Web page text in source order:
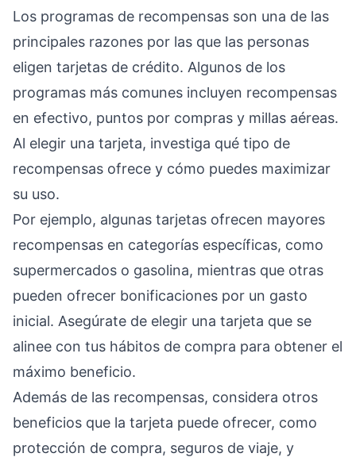
Los programas de recompensas son una de las
principales razones por las que las personas
eligen tarjetas de crédito. Algunos de los
programas más comunes incluyen recompensas
en efectivo, puntos por compras y millas aéreas.
Al elegir una tarjeta, investiga qué tipo de
recompensas ofrece y cómo puedes maximizar
su uso.
Por ejemplo, algunas tarjetas ofrecen mayores
recompensas en categorías específicas, como
supermercados o gasolina, mientras que otras
pueden ofrecer bonificaciones por un gasto
inicial. Asegúrate de elegir una tarjeta que se
alinee con tus hábitos de compra para obtener el
máximo beneficio.
Además de las recompensas, considera otros
beneficios que la tarjeta puede ofrecer, como
protección de compra, seguros de viaje, y